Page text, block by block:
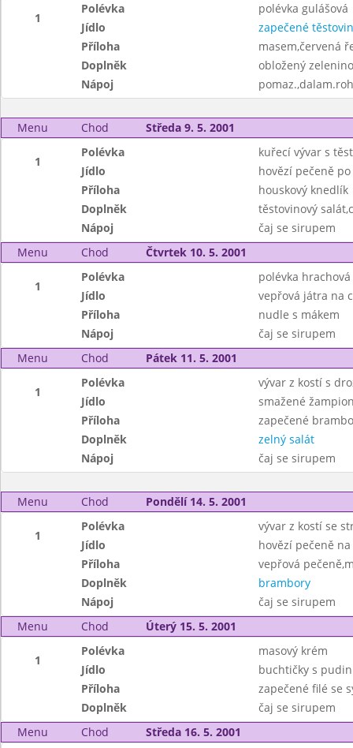
1
Polévka
polévka gulášová
Jídlo
zapečené
Příloha
masem,červená
Doplněk
obložený
Nápoj
Menu Chod Středa 9. 5. 2001
1
Polévka
kuřecí vývar s
Jídlo
hovězí pečeně
Příloha
houskový knedlík
Doplněk
těstovinový
Nápoj
čaj se sirupem
Menu
Chod Čtvrtek 10. 5. 2001
1
Polévka
polévka hrachová
Jídlo
vepřová játra na
Příloha
nudle s mákem
Nápoj
čaj se sirupem
Menu
Chod Pátek 11. 5. 2001
1
Polévka
vývar z kostí s
Jídlo
smažené
Příloha
zapečené
Doplněk
zelný salát
Nápoj
čaj se sirupem
Menu Chod Pondělí 14. 5. 2001
1
Polévka
vývar z kostí se
Jídlo
hovězí pečeně
Příloha
vepřová
Doplněk
brambory
Nápoj
čaj se sirupem
Menu
Chod Úterý 15. 5. 2001
1
Polévka
masový krém
Jídlo
buchtičky s
Příloha
zapečené filé se
Doplněk
čaj se sirupem
Menu
Chod Středa 16. 5. 2001